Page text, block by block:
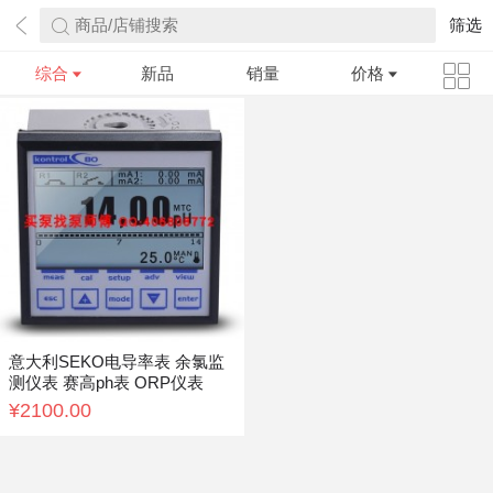
商品/店铺搜索 筛选
综合 新品 销量 价格
意大利SEKO电导率表 余氯监
测仪表 赛高ph表 ORP仪表
¥2100.00